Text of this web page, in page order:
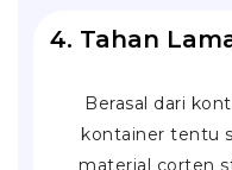
4. Tahan
Berasal dari
kontainer tentu
material corten